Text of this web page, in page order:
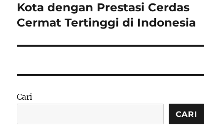
Next
post:
Kota dengan Prestasi Cerdas
Cermat Tertinggi di Indonesia
Cari
CARI